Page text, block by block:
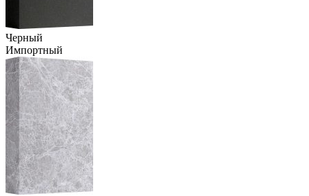
Черный
Импортный